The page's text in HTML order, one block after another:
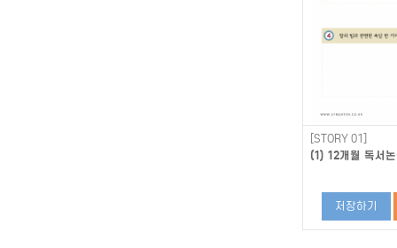
[STORY 01]
(1) 12개월 독서
저장하기